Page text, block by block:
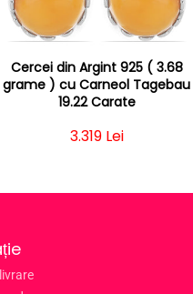
Cercei din Argint 925 ( 3.68
grame ) cu Carneol Tagebau
19.22 Carate
Preț obișnuit
3.319 Lei